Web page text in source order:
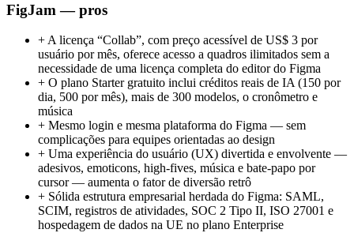
FigJam — pros
+ A licença “Collab”, com preço acessível de US$ 3 por
usuário por mês, oferece acesso a quadros ilimitados sem a
necessidade de uma licença completa do editor do Figma
+ O plano Starter gratuito inclui créditos reais de IA (150 por
dia, 500 por mês), mais de 300 modelos, o cronômetro e
música
+ Mesmo login e mesma plataforma do Figma — sem
complicações para equipes orientadas ao design
+ Uma experiência do usuário (UX) divertida e envolvente —
adesivos, emoticons, high-fives, música e bate-papo por
cursor — aumenta o fator de diversão retrô
+ Sólida estrutura empresarial herdada do Figma: SAML,
SCIM, registros de atividades, SOC 2 Tipo II, ISO 27001 e
hospedagem de dados na UE no plano Enterprise